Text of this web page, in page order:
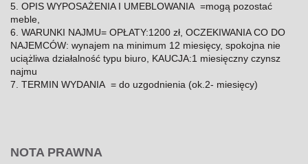
5. OPIS WYPOSAŻENIA I UMEBLOWANIA =mogą pozostać
meble,
6. WARUNKI NAJMU= OPŁATY:1200 zł, OCZEKIWANIA CO DO
NAJEMCÓW: wynajem na minimum 12 miesięcy, spokojna nie
uciążliwa działalność typu biuro, KAUCJA:1 miesięczny czynsz
najmu
7. TERMIN WYDANIA = do uzgodnienia (ok.2- miesięcy)
NOTA PRAWNA